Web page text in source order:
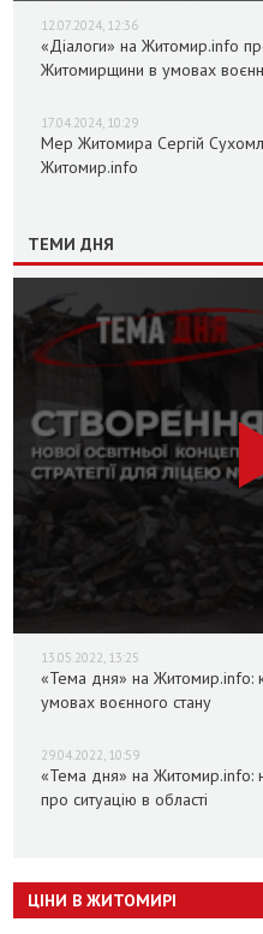
12.07.2024, 12:36
«Діалоги» на Житомир.info
Житомирщини в умовах
17.04.2024, 10:29
Мер Житомира Сергій
Житомир.info
ТЕМИ ДНЯ
13.05.2022, 13:25
«Тема дня» на Житомир.info:
умовах воєнного стану
29.04.2022, 10:59
«Тема дня» на Житомир.info:
про ситуацію в області
ЦІНИ В ЖИТОМИРІ